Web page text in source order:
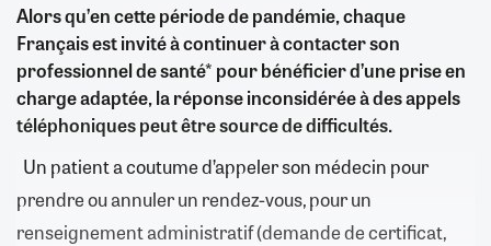
Alors qu’en cette période de pandémie, chaque
Français est invité à continuer à contacter son
professionnel de santé* pour bénéficier d’une prise en
charge adaptée, la réponse inconsidérée à des appels
téléphoniques peut être source de difficultés.
Un patient a coutume d’appeler son médecin pour
prendre ou annuler un rendez-vous, pour un
renseignement administratif (demande de certificat,